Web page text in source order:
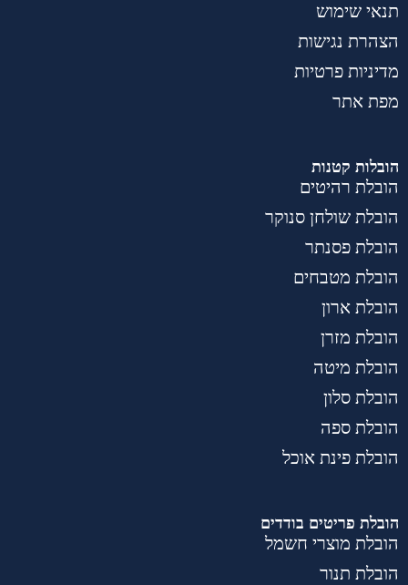
תנאי שימוש
הצהרת נגישות
מדיניות פרטיות
מפת אתר
הובלות קטנות
הובלת רהיטים
הובלת שולחן סנוקר
הובלת פסנתר
הובלת מטבחים
הובלת ארון
הובלת מזרן
הובלת מיטה
הובלת סלון
הובלת ספה
הובלת פינת אוכל
הובלת פריטים בודדים
הובלת מוצרי חשמל
הובלת תנור